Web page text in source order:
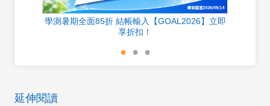
學測暑期全面85折 結帳輸入【GOAL2026】立即
享折扣！
延伸閱讀